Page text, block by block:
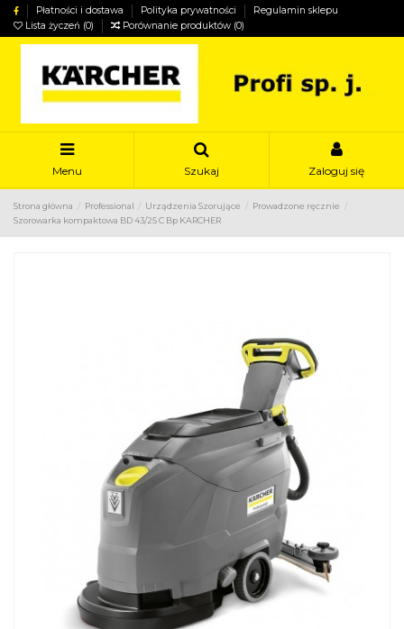
Płatności i dostawa Polityka prywatności
Regulamin sklepu
Lista życzeń (0) Porównanie produktów (0)
Menu Szukaj Zaloguj się
Strona główna Professional Urządzenia Szorujące
Prowadzone ręcznie
Szorowarka kompaktowa BD 43/25 C Bp KARCHER